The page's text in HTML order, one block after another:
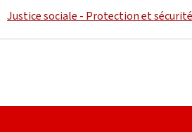
Justice sociale - Protection et